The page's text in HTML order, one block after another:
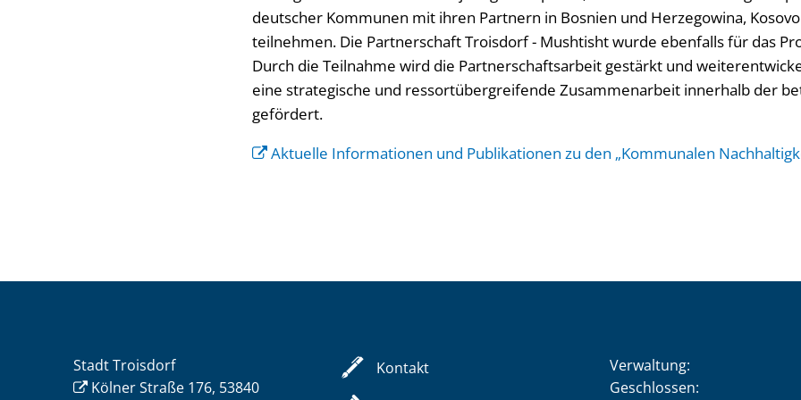
deutscher Kommunen mit ihren Partnern in Bosnien und Herzegowina,
teilnehmen. Die Partnerschaft Troisdorf - Mushtisht wurde ebenfalls für das
Durch die Teilnahme wird die Partnerschaftsarbeit gestärkt und
eine strategische und ressortübergreifende Zusammenarbeit innerhalb der
gefördert.
Aktuelle Informationen und Publikationen zu den „Kommunalen
Stadt Troisdorf
Kölner Straße 176, 53840
Kontakt
Verwaltung:
Klicken, um weitere
Geschlossen: